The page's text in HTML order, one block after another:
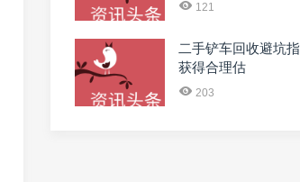
121
二手铲车回收避坑
获得合理估
203